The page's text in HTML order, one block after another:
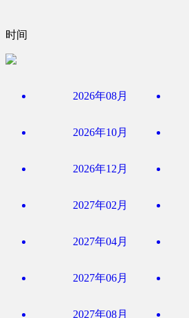
时间
2026年08月
2026年10月
2026年12月
2027年02月
2027年04月
2027年06月
2027年08月